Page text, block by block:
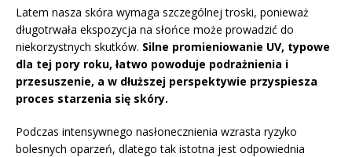
Latem nasza skóra wymaga szczególnej troski, ponieważ
długotrwała ekspozycja na słońce może prowadzić do
niekorzystnych skutków. Silne promieniowanie UV, typowe
dla tej pory roku, łatwo powoduje podrażnienia i
przesuszenie, a w dłuższej perspektywie przyspiesza
proces starzenia się skóry.
Podczas intensywnego nasłonecznienia wzrasta ryzyko
bolesnych oparzeń, dlatego tak istotna jest odpowiednia